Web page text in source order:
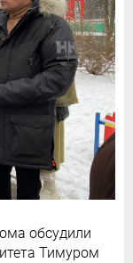
обсудили
Тимуром